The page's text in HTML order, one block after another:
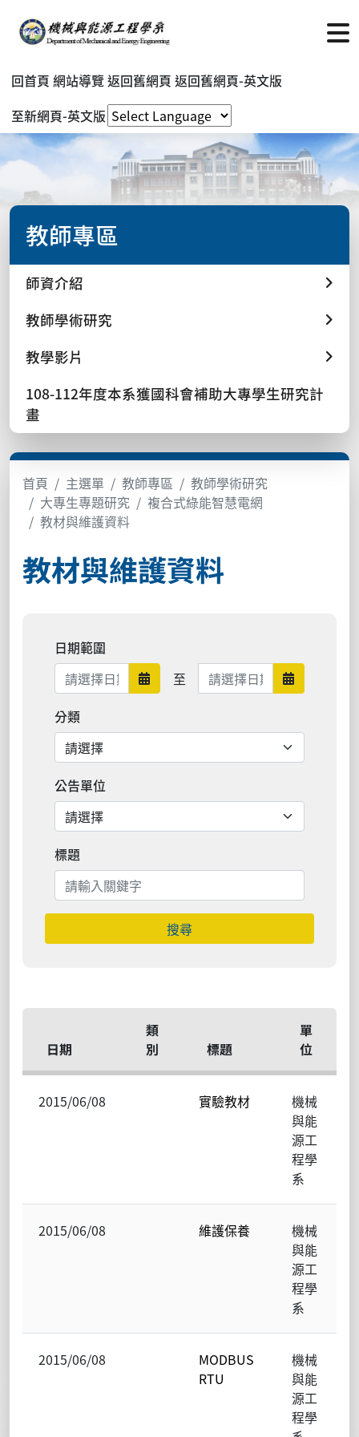
回首頁 網站導覽返回舊網頁 返回舊網頁-英文版
至新網頁-英文版
教師專區
師資介紹
教師學術研究
教學影片
108-112年度本系獲國科會補助大專學生研究計
畫
首頁 主選單 教師專區
教師學術研究
大專生專題研究
複合式綠能智慧電網
教材與維護資料
教材與維護資料
日期範圍
日期範圍開始
至 日期範圍結束 日期範圍
分類
公告單位
標題
搜尋
日期
類
別
標題
單
位
2015/06/08 實驗教材
機械
與能
源工
程學
系
2015/06/08 維護保養
機械
與能
源工
程學
系
2015/06/08
MODBUS
RTU
機械
與能
源工
程學